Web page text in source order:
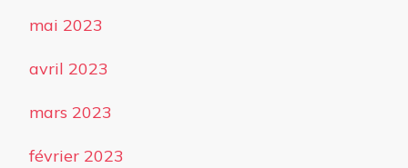
mai 2023
avril 2023
mars 2023
février 2023